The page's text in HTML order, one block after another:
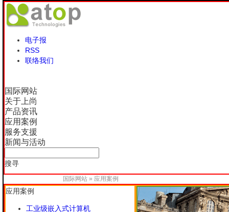
电子报
RSS
联络我们
国际网站
关于上尚
产品资讯
应用案例
服务支援
新闻与活动
搜寻
国际网站» 应用案例
应用案例
工业级嵌入式计算机